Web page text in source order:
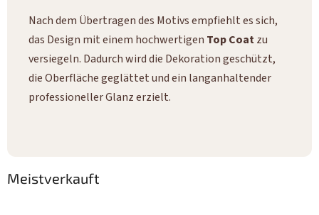
Nach dem Übertragen des Motivs empfiehlt es sich,
das Design mit einem hochwertigen Top Coatzu
versiegeln. Dadurch wird die Dekoration geschützt,
die Oberfläche geglättet und ein langanhaltender
professioneller Glanz erzielt.
Meistverkauft